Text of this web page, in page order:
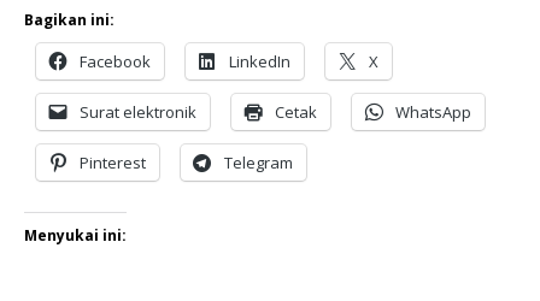
Bagikan ini:
Facebook LinkedIn X
Surat elektronik Cetak WhatsApp
Pinterest Telegram
Menyukai ini: